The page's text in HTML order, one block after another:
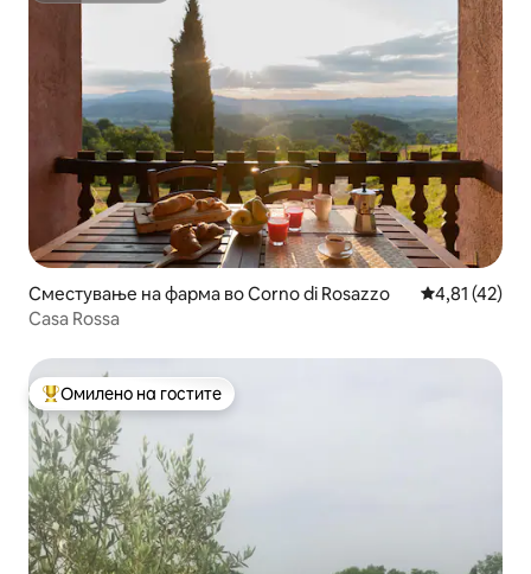
Сместување на фарма во Corno di Rosazzo Просечна
4,81 (42)
Casa Rossa
Меѓу најуспешните „Омилени на гостите“
Омилено на гостите